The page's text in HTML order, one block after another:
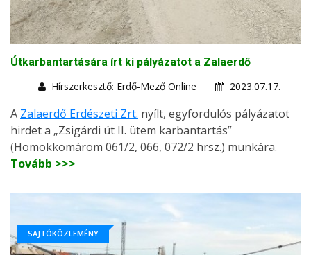
Útkarbantartására írt ki pályázatot a Zalaerdő
Hírszerkesztő: Erdő-Mező Online
2023.07.17.
A Zalaerdő Erdészeti Zrt. nyílt, egyfordulós pályázatot
hirdet a „Zsigárdi út II. ütem karbantartás”
(Homokkomárom 061/2, 066, 072/2 hrsz.) munkára.
Tovább >>>
SAJTÓKÖZLEMÉNY